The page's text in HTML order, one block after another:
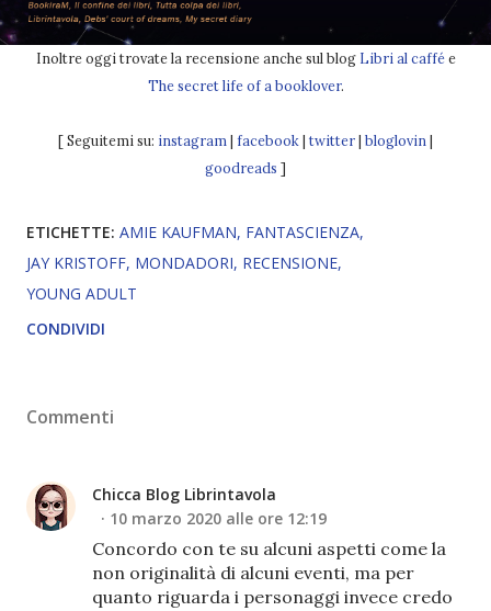
Inoltre oggi trovate la recensione anche sul blog Libri al caffée
The secret life of a booklover.
[ Seguitemi su: instagram | facebook| twitter| bloglovin |
goodreads ]
ETICHETTE: AMIE KAUFMAN FANTASCIENZA
JAY KRISTOFF MONDADORI RECENSIONE
YOUNG ADULT
CONDIVIDI
Commenti
Chicca Blog Librintavola
10 marzo 2020 alle ore 12:19
Concordo con te su alcuni aspetti come la
non originalità di alcuni eventi, ma per
quanto riguarda i personaggi invece credo